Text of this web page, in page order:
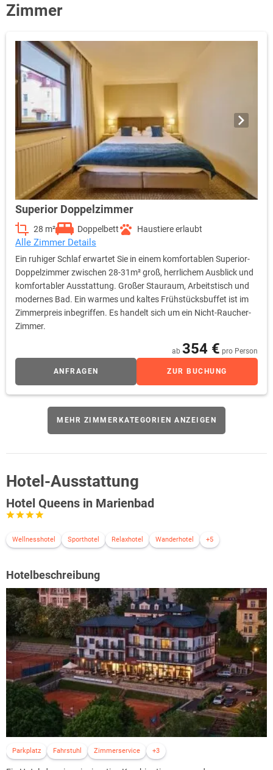
Zimmer
Superior Doppelzimmer
28 m² Doppelbett Haustiere erlaubt
Alle Zimmer Details
Ein ruhiger Schlaf erwartet Sie in einem komfortablen Superior-
Doppelzimmer zwischen 28-31m² groß, herrlichem Ausblick und
komfortabler Ausstattung. Großer Stauraum, Arbeitstisch und
modernes Bad. Ein warmes und kaltes Frühstücksbuffet ist im
Zimmerpreis inbegriffen. Es handelt sich um ein Nicht-Raucher-
Zimmer.
ab 354 € pro Person
ANFRAGEN ZUR BUCHUNG
MEHR ZIMMERKATEGORIEN ANZEIGEN
Hotel-Ausstattung
Hotel Queens in Marienbad
Wellnesshotel Sporthotel Relaxhotel Wanderhotel +5
Hotelbeschreibung
Parkplatz Fahrstuhl Zimmerservice +3